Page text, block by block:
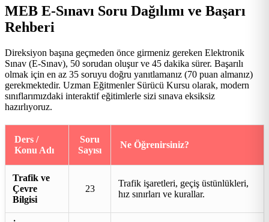
MEB E-Sınavı Soru Dağılımı ve Başarı
Rehberi
Direksiyon başına geçmeden önce girmeniz gereken Elektronik
Sınav (E-Sınav), 50 sorudan oluşur ve 45 dakika sürer. Başarılı
olmak için en az 35 soruyu doğru yanıtlamanız (70 puan almanız)
gerekmektedir. Uzman Eğitmenler Sürücü Kursu olarak, modern
sınıflarımızdaki interaktif eğitimlerle sizi sınava eksiksiz
hazırlıyoruz.
Ders /
Konu Adı
Soru
Sayısı
Ne Öğrenirsiniz?
Trafik ve
Çevre
Bilgisi
23
Trafik işaretleri, geçiş üstünlükleri,
hız sınırları ve kurallar.